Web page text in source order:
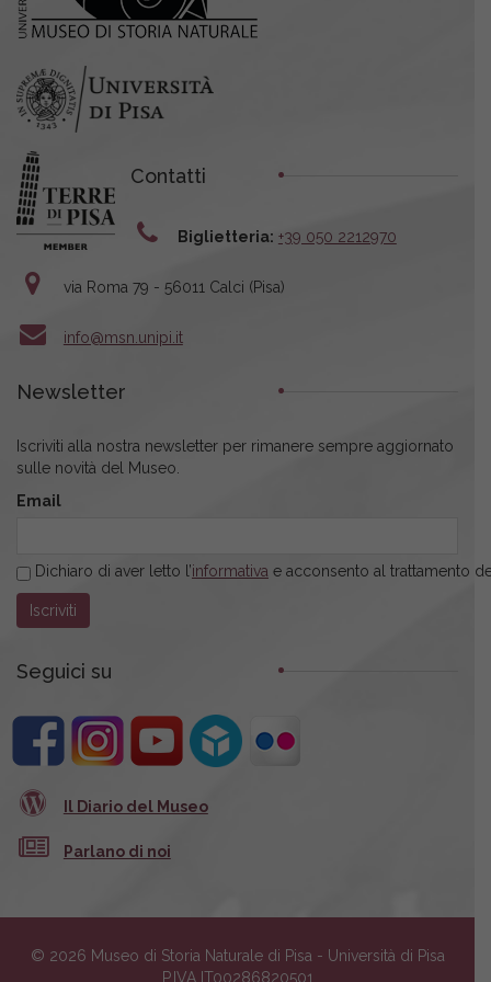
Contatti
Biglietteria: +39 050 2212970
via Roma 79 - 56011 Calci (Pisa)
info@msn.unipi.it
Newsletter
Iscriviti alla nostra newsletter per rimanere sempre aggiornato
sulle novità del Museo.
Email
Dichiaro di aver letto l’informativa e acconsento al trattamento
Seguici su
Il Diario del Museo
Parlano di noi
© 2026 Museo di Storia Naturale di Pisa - Università di Pisa
P.IVA IT00286820501